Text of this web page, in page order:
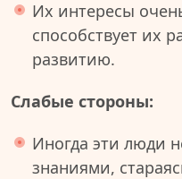
Их интересы
способствует их
развитию.
Слабые стороны:
Иногда эти люди
знаниями,